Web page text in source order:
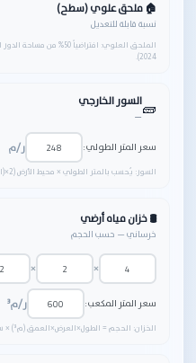
🏠 ملحق علوي (سطح)
نسبة قابلة للتعديل
2024).
🧱السور الخارجي
—
سعر المتر الطولي: ر/م
السور: يُحسب بالمتر الطولي × محيط الأرض ‎(2×(الطول+العرض))‎، شامل المواد والمصنعية.
🛢️ خزان مياه أرضي
خرساني — حسب الحجم
×
×
سعر المتر المكعب: ر/م³
الخزان: الحجم = الطول×العرض×العمق (م³) × سعر المتر المكعب للخرسانة الأرضية المعزولة.